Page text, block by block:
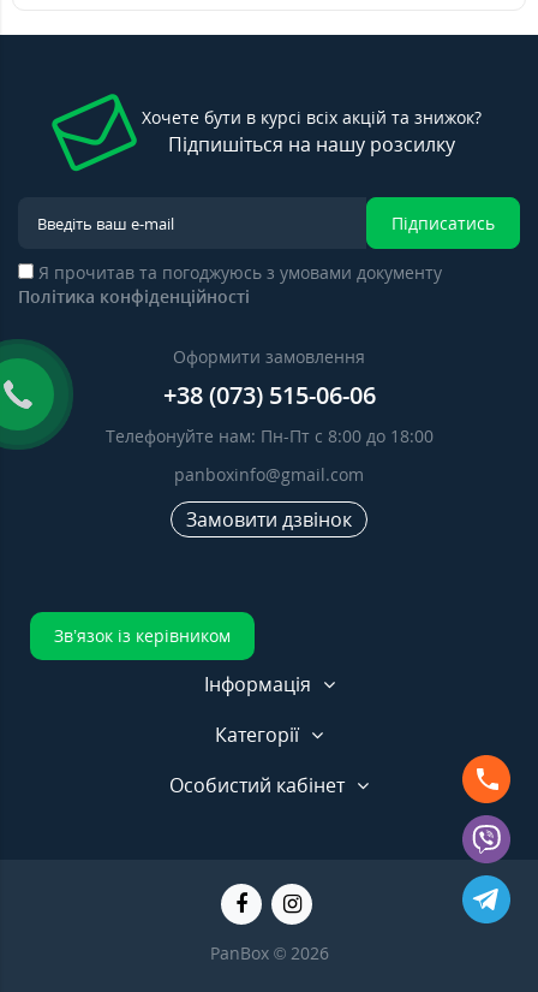
Хочете бути в курсі всіх акцій та знижок?
Підпишіться на нашу розсилку
Підписатись
Я прочитав та погоджуюсь з умовами документу
Політика конфіденційності
Оформити замовлення
+38 (073) 515-06-06
Телефонуйте нам: Пн-Пт с 8:00 до 18:00
panboxinfo@gmail.com
Замовити дзвінок
Зв’язок із керівником
Інформація
Категорії
Особистий кабінет
PanBox © 2026